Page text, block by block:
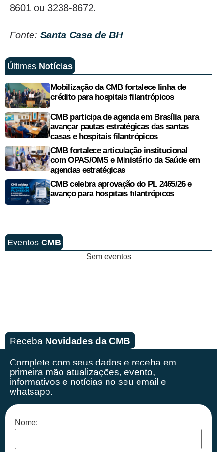
8601 ou 3238-8672.
Fonte: Santa Casa de BH
Últimas Notícias
Mobilização da CMB fortalece linha de
crédito para hospitais filantrópicos
CMB participa de agenda em Brasília para
avançar pautas estratégicas das santas
casas e hospitais filantrópicos
CMB fortalece articulação institucional
com OPAS/OMS e Ministério da Saúde em
agendas estratégicas
CMB celebra aprovação do PL 2465/26 e
avanço para hospitais filantrópicos
Eventos CMB
Sem eventos
Receba Novidades da CMB
Complete com seus dados e receba em
primeira mão atualizações, evento,
informativos e notícias no seu email e
whatsapp.
Nome: